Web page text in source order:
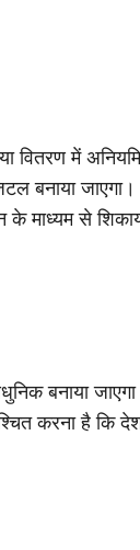
वितरण में
बनाया
के माध्यम से
बनाया
करना है कि